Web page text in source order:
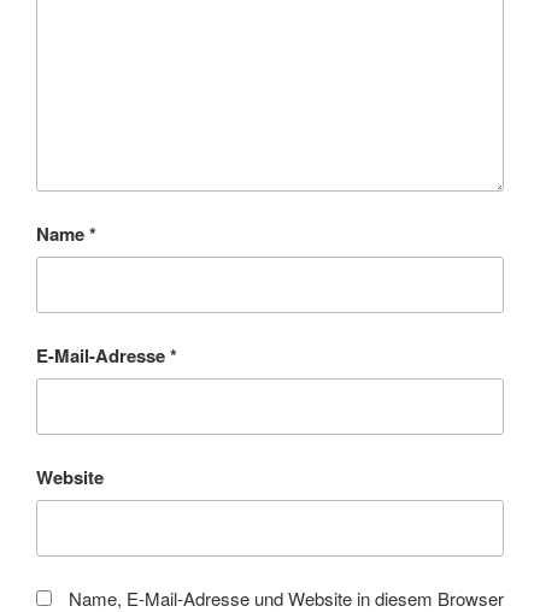
Name*
E-Mail-Adresse*
Website
Name, E-Mail-Adresse und Website in diesem Browser